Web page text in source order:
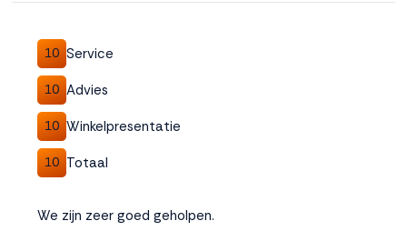
10 Service
10 Advies
10 Winkelpresentatie
10 Totaal
We zijn zeer goed geholpen.